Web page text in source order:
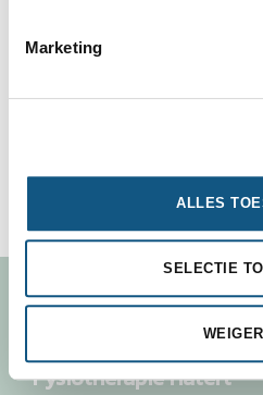
Marketing
ALLES
SELECTIE
Fysiotherapie Hatert